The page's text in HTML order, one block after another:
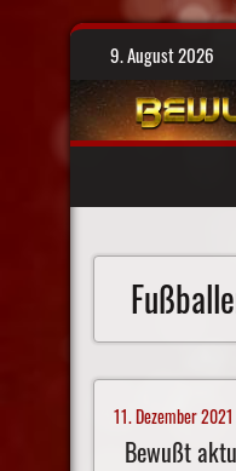
Skip
9. August 2026
11. Dezember 2021
Bewußt